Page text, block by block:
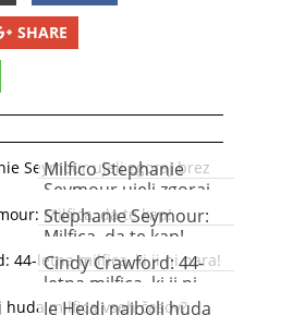
SHARE
Milfico Stephanie
Seymour ujeli zgoraj
brez
Stephanie Seymour:
Milfica, da te kap!
Cindy Crawford: 44-
letna milfica, ki ji ni
para!
Je Heidi najbolj huda